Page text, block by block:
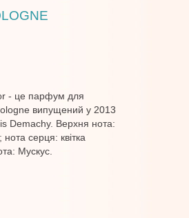
- це парфум для
випущений у 2013
Demachy. Верхня нота:
серця: квітка
Мускус.